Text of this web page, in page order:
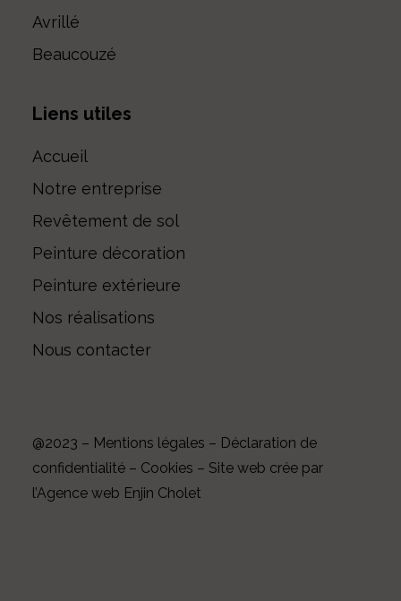
*E-mail
Valider et envoyer
Avrillé
Beaucouzé
Liens utiles
Accueil
Notre entreprise
Revêtement de sol
Peinture décoration
Peinture extérieure
Nos réalisations
Nous contacter
@2023 – Mentions légales – Déclaration de
confidentialité – Cookies – Site web crée par
l’Agence web Enjin Cholet